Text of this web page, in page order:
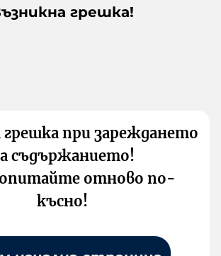
грешка!
при зареждането
съдържанието!
отново по-
късно!